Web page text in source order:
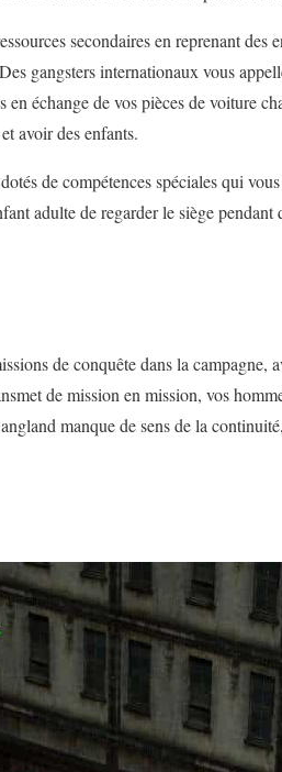
secondaires en reprenant des
gangsters internationaux vous
en échange de vos pièces de voiture
avoir des enfants.
de compétences spéciales qui
adulte de regarder le siège
de conquête dans la campagne,
de mission en mission, vos
manque de sens de la